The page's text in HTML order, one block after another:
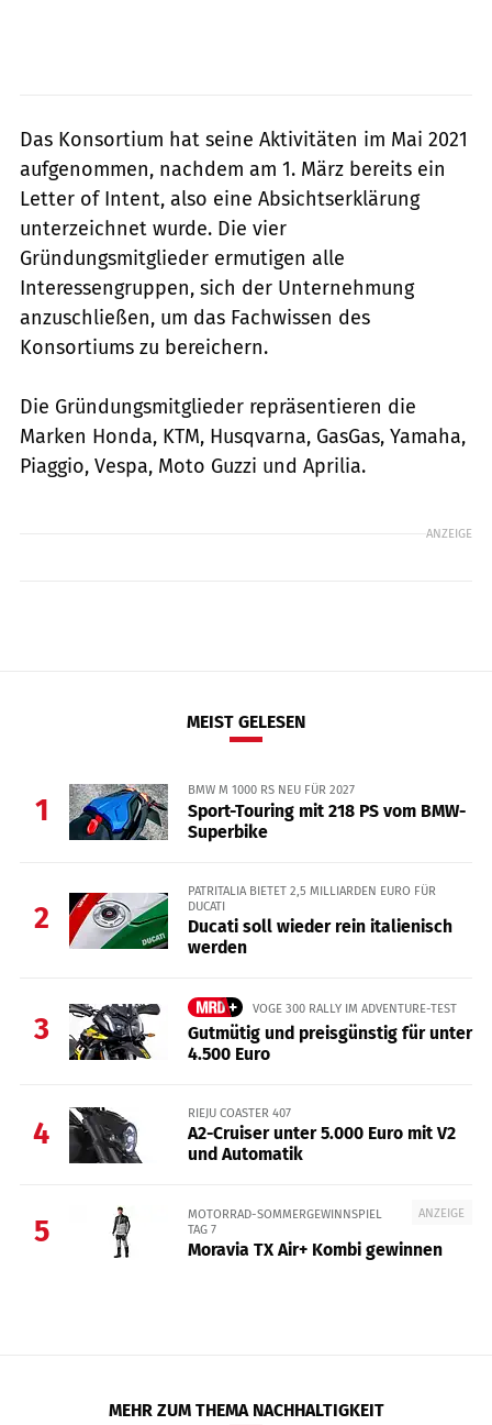
Das Konsortium hat seine Aktivitäten im Mai 2021
aufgenommen, nachdem am 1. März bereits ein
Letter of Intent, also eine Absichtserklärung
unterzeichnet wurde. Die vier
Gründungsmitglieder ermutigen alle
Interessengruppen, sich der Unternehmung
anzuschließen, um das Fachwissen des
Konsortiums zu bereichern.
Die Gründungsmitglieder repräsentieren die
Marken Honda, KTM, Husqvarna, GasGas, Yamaha,
Piaggio, Vespa, Moto Guzzi und Aprilia.
ANZEIGE
MEIST GELESEN
1
BMW M 1000 RS NEU FÜR 2027
Sport-Touring mit 218 PS vom BMW-
Superbike
2
PATRITALIA BIETET 2,5 MILLIARDEN EURO FÜR
DUCATI
Ducati soll wieder rein italienisch
werden
3
VOGE 300 RALLY IM ADVENTURE-TEST
Gutmütig und preisgünstig für unter
4.500 Euro
4
RIEJU COASTER 407
A2-Cruiser unter 5.000 Euro mit V2
und Automatik
5
ANZEIGE
MOTORRAD-SOMMERGEWINNSPIEL
TAG 7
Moravia TX Air+ Kombi gewinnen
MEHR ZUM THEMA NACHHALTIGKEIT